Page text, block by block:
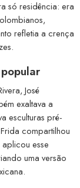
só residência: era
refletia a crença
José
exaltava a
esculturas pré-
compartilhou
esse
uma versão